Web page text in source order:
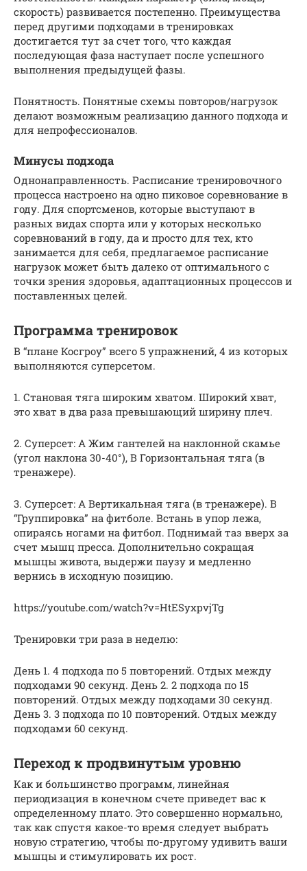
скорость) развивается постепенно. Преимущества
перед другими подходами в тренировках
достигается тут за счет того, что каждая
последующая фаза наступает после успешного
выполнения предыдущей фазы.
Понятность. Понятные схемы повторов/нагрузок
делают возможным реализацию данного подхода и
для непрофессионалов.
Минусы подхода
Однонаправленность. Расписание тренировочного
процесса настроено на одно пиковое соревнование в
году. Для спортсменов, которые выступают в
разных видах спорта или у которых несколько
соревнований в году, да и просто для тех, кто
занимается для себя, предлагаемое расписание
нагрузок может быть далеко от оптимального с
точки зрения здоровья, адаптационных процессов и
поставленных целей.
Программа тренировок
В “плане Косгроу” всего 5 упражнений, 4 из которых
выполняются суперсетом.
1. Становая тяга широким хватом. Широкий хват,
это хват в два раза превышающий ширину плеч.
2. Суперсет: А Жим гантелей на наклонной скамье
(угол наклона 30-40°), В Горизонтальная тяга (в
тренажере).
3. Суперсет: А Вертикальная тяга (в тренажере). В
“Группировка” на фитболе. Встань в упор лежа,
опираясь ногами на фитбол. Поднимай таз вверх за
счет мышц пресса. Дополнительно сокращая
мышцы живота, выдержи паузу и медленно
вернись в исходную позицию.
https://youtube.com/watch?v=HtESyxpvjTg
Тренировки три раза в неделю:
День 1. 4 подхода по 5 повторений. Отдых между
подходами 90 секунд. День 2. 2 подхода по 15
повторений. Отдых между подходами 30 секунд.
День 3. 3 подхода по 10 повторений. Отдых между
подходами 60 секунд.
Переход к продвинутым уровню
Как и большинство программ, линейная
периодизация в конечном счете приведет вас к
определенному плато. Это совершенно нормально,
так как спустя какое-то время следует выбрать
новую стратегию, чтобы по-другому удивить ваши
мышцы и стимулировать их рост.